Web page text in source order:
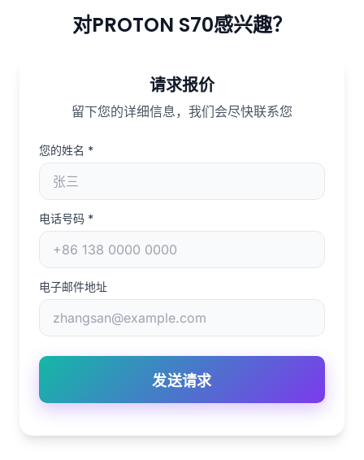
对PROTON S70感兴趣？
请求报价
留下您的详细信息，我们会尽快联系您
您的姓名 *
电话号码 *
电子邮件地址
发送请求